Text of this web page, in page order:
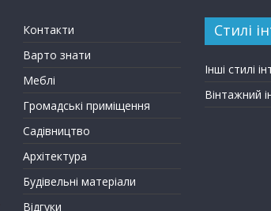
Контакти
Варто знати
Меблі
Громадські приміщення
Садівництво
Архітектура
Будівельні матеріали
Відгуки
Стилі
Інші стилі
Вінтажний